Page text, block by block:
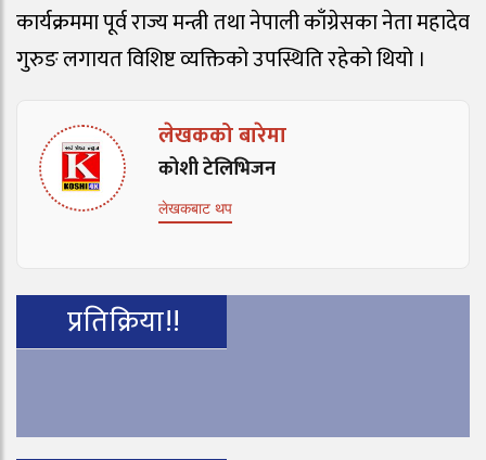
कार्यक्रममा पूर्व राज्य मन्त्री तथा नेपाली काँग्रेसका नेता महादेव
गुरुङ लगायत विशिष्ट व्यक्तिको उपस्थिति रहेको थियो ।
लेखकको बारेमा
कोशी टेलिभिजन
लेखकबाट थप
प्रतिक्रिया!!